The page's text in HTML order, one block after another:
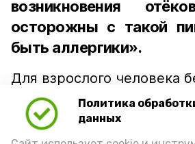
Политика
данных
возникновения
осторожны с такой
быть аллергики».
Для взрослого человека
порцией икры считается
(2-3 ложки). При этом
внимание на хлеб, с